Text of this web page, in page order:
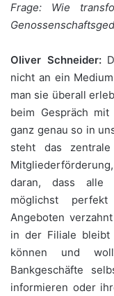
Frage: Wie
Oliver Schneider:
nicht an ein
man sie überall
beim Gespräch
ganz genau so in
steht das zentrale
daran, dass alle
möglichst
Angeboten
in der Filiale bleibt
können und
Bankgeschäfte
informieren oder